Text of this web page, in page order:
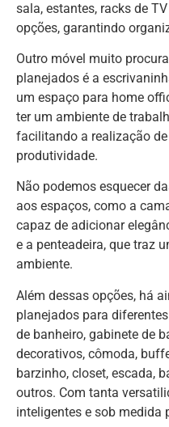
sala, estantes, racks de
opções, garantindo
Outro móvel muito
planejados é a
um espaço para home
ter um ambiente de
facilitando a realização
produtividade.
Não podemos esquecer
aos espaços, como a
capaz de adicionar
e a penteadeira, que traz
ambiente.
Além dessas opções, há
planejados para
de banheiro, gabinete de
decorativos, cômoda,
barzinho, closet, escada,
outros. Com tanta
inteligentes e sob medida